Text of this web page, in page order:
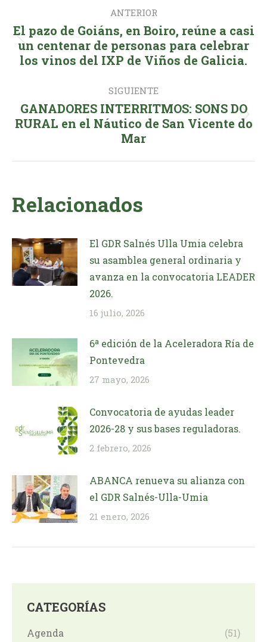
entre
publicaciones
ANTERIOR
Publicación
anterior:
El pazo de Goiáns, en Boiro, reúne a casi
un centenar de personas para celebrar
los vinos del IXP de Viños de Galicia.
SIGUIENTE
Publicación
siguiente:
GANADORES INTERRITMOS: SONS DO
RURAL en el Náutico de San Vicente do
Mar
Relacionados
El GDR Salnés Ulla Umia celebra
su asamblea general ordinaria y
avanza en la convocatoria LEADER
2026.
16 julio, 2026
6ª edición de la Aceleradora Ría de
Pontevedra
27 mayo, 2026
Convocatoria de ayudas leader
2026-28 y sus bases reguladoras.
2 febrero, 2026
ABANCA renueva su alianza con
el GDR Salnés-Ulla-Umia
21 enero, 2026
CATEGORÍAS
Agenda
(51)